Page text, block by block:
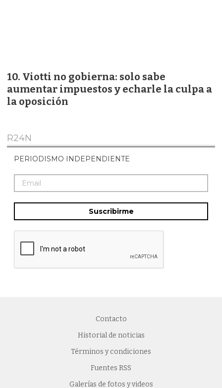
Viotti no gobierna: solo sabe
aumentar impuestos y echarle la culpa a
la oposición
R24N
PERIODISMO INDEPENDIENTE
Suscribirme
Contacto
Historial de noticias
Términos y condiciones
Fuentes RSS
Galerías de fotos y videos